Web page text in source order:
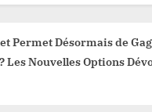
Permet Désormais de
Les Nouvelles Options